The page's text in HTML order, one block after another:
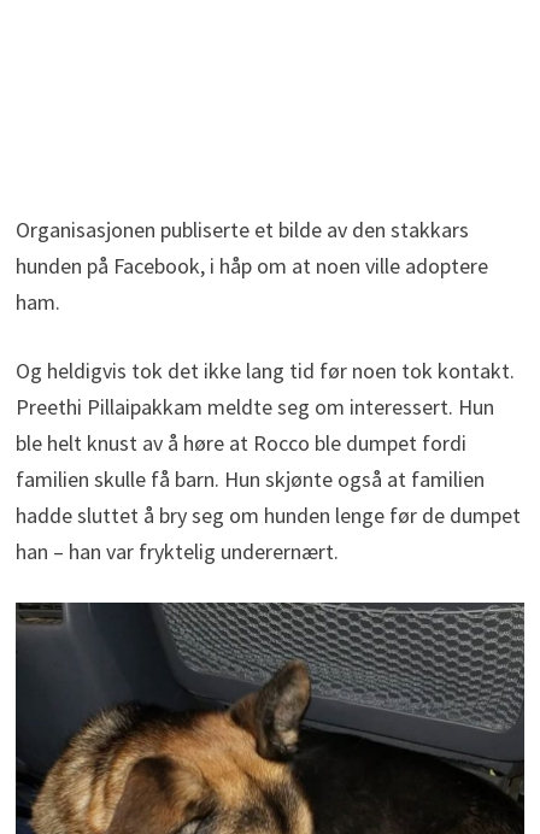
Organisasjonen publiserte et bilde av den stakkars
hunden på Facebook, i håp om at noen ville adoptere
ham.
Og heldigvis tok det ikke lang tid før noen tok kontakt.
Preethi Pillaipakkam meldte seg om interessert. Hun
ble helt knust av å høre at Rocco ble dumpet fordi
familien skulle få barn. Hun skjønte også at familien
hadde sluttet å bry seg om hunden lenge før de dumpet
han – han var fryktelig underernært.